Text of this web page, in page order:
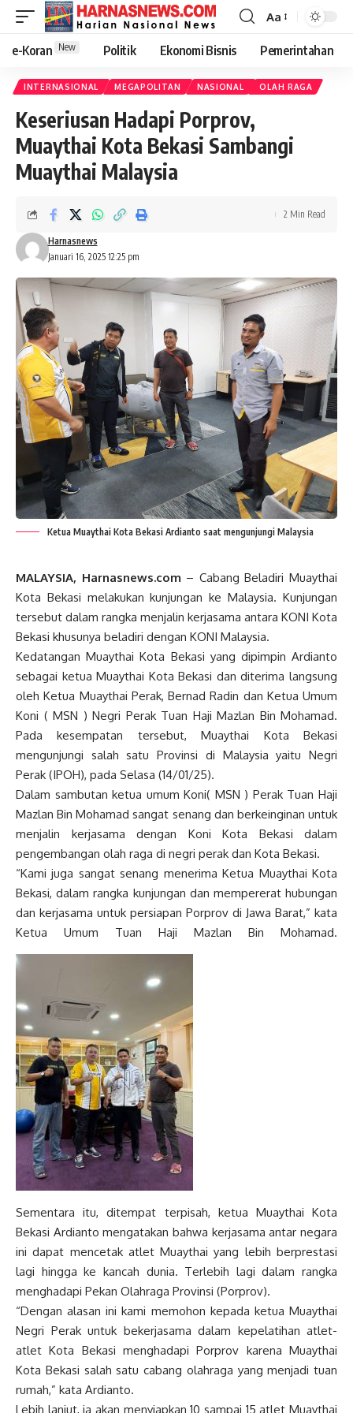
Aa
e-Koran New Politik Ekonomi Bisnis Pemerintahan
INTERNASIONAL MEGAPOLITAN NASIONAL OLAH RAGA
Keseriusan Hadapi Porprov,
Muaythai Kota Bekasi Sambangi
Muaythai Malaysia
Januari 16, 2025 12:25 pm
Harnasnews
2 Min Read
Ketua Muaythai Kota Bekasi Ardianto saat mengunjungi Malaysia
MALAYSIA, Harnasnews.com – Cabang Beladiri Muaythai
Kota Bekasi melakukan kunjungan ke Malaysia. Kunjungan
tersebut dalam rangka menjalin kerjasama antara KONI Kota
Bekasi khusunya beladiri dengan KONI Malaysia.
Kedatangan Muaythai Kota Bekasi yang dipimpin Ardianto
sebagai ketua Muaythai Kota Bekasi dan diterima langsung
oleh Ketua Muaythai Perak, Bernad Radin dan Ketua Umum
Koni ( MSN ) Negri Perak Tuan Haji Mazlan Bin Mohamad.
Pada kesempatan tersebut, Muaythai Kota Bekasi
mengunjungi salah satu Provinsi di Malaysia yaitu Negri
Perak (IPOH), pada Selasa (14/01/25).
Dalam sambutan ketua umum Koni( MSN ) Perak Tuan Haji
Mazlan Bin Mohamad sangat senang dan berkeinginan untuk
menjalin kerjasama dengan Koni Kota Bekasi dalam
pengembangan olah raga di negri perak dan Kota Bekasi.
“Kami juga sangat senang menerima Ketua Muaythai Kota
Bekasi, dalam rangka kunjungan dan mempererat hubungan
dan kerjasama untuk persiapan Porprov di Jawa Barat,” kata
Ketua Umum Tuan Haji Mazlan Bin Mohamad.
Sementara itu, ditempat terpisah, ketua Muaythai Kota
Bekasi Ardianto mengatakan bahwa kerjasama antar negara
ini dapat mencetak atlet Muaythai yang lebih berprestasi
lagi hingga ke kancah dunia. Terlebih lagi dalam rangka
menghadapi Pekan Olahraga Provinsi (Porprov).
“Dengan alasan ini kami memohon kepada ketua Muaythai
Negri Perak untuk bekerjasama dalam kepelatihan atlet-
atlet Kota Bekasi menghadapi Porprov karena Muaythai
Kota Bekasi salah satu cabang olahraga yang menjadi tuan
rumah,” kata Ardianto.
Lebih lanjut, ia akan menyiapkan 10 sampai 15 atlet Muaythai